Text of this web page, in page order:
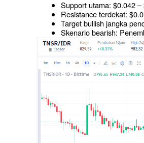
Support utama: $0.042
Resistance terdekat:
Target bullish jangka
Skenario bearish: